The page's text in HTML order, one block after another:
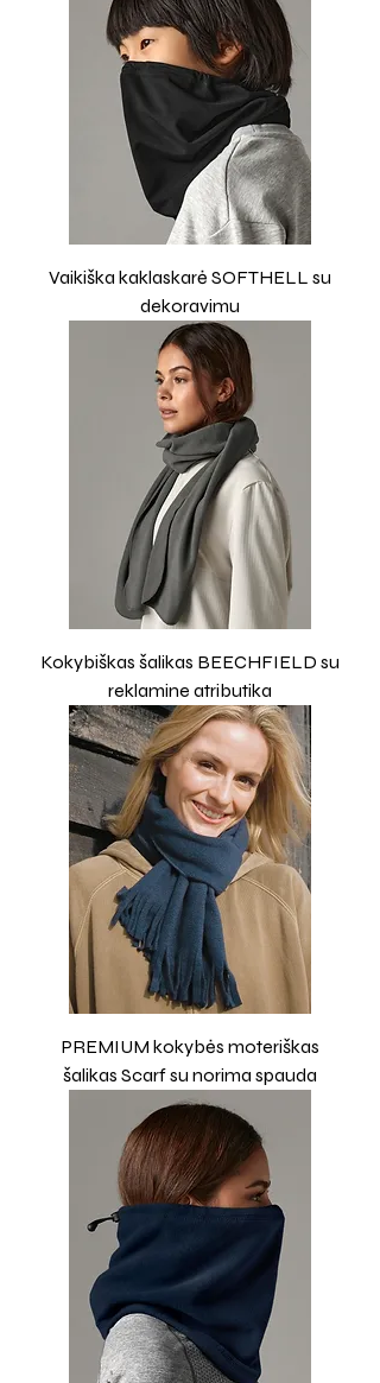
Vaikiška kaklaskarė SOFTHELL su
dekoravimu
Kokybiškas šalikas BEECHFIELD su
reklamine atributika
PREMIUM kokybės moteriškas
šalikas Scarf su norima spauda